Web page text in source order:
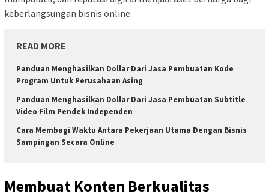
keberlangsungan bisnis online.
READ MORE
Panduan Menghasilkan Dollar Dari Jasa Pembuatan Kode
Program Untuk Perusahaan Asing
Panduan Menghasilkan Dollar Dari Jasa Pembuatan Subtitle
Video Film Pendek Independen
Cara Membagi Waktu Antara Pekerjaan Utama Dengan Bisnis
Sampingan Secara Online
Membuat Konten Berkualitas